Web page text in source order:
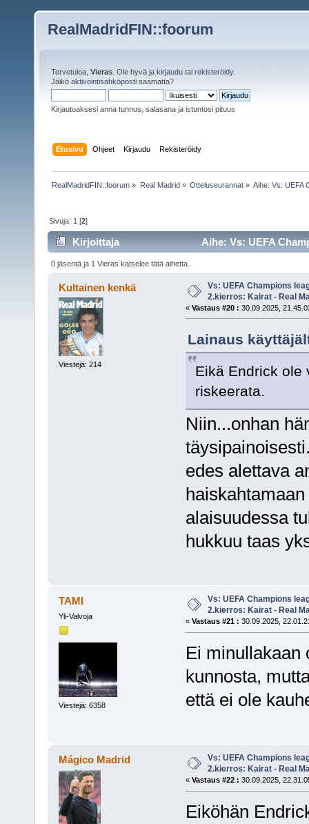
RealMadridFIN::foorum
Tervetuloa, Vieras . Ole hyvä ja kirjaudu tai rekisteröidy.
Jäikö aktivointisähköposti saamatta?
Kirjautuaksesi anna tunnus, salasana ja istuntosi pituus
Etusivu Ohjeet Kirjaudu Rekisteröidy
RealMadridFIN::foorum » Real Madrid» Otteluseurannat» Aihe:Vs: UEFA
Sivuja: 1 [2]
Kirjoittaja
Aihe: Vs: UEFA
1775 kertaa)
0 jäsentä ja 1 Vieras katselee tätä aihetta.
Kultainen kenkä
Viestejä: 214
Vs: UEFA Champions
2.kierros: Kairat - Real
« Vastaus #20 : 30.09.2025,
Lainaus
Eikä Endrick ole
riskeerata.
Niin...onhan
edes alettava
alaisuudessa
hukkuu taas
TAMI
Yli-Valvoja
Viestejä: 6358
Vs: UEFA Champions
2.kierros: Kairat - Real
« Vastaus #21 : 30.09.2025,
Ei minullakaan
kunnosta,
että ei ole
Mágico Madrid
Vs: UEFA Champions
2.kierros: Kairat - Real
« Vastaus #22 : 30.09.2025,
Eiköhän